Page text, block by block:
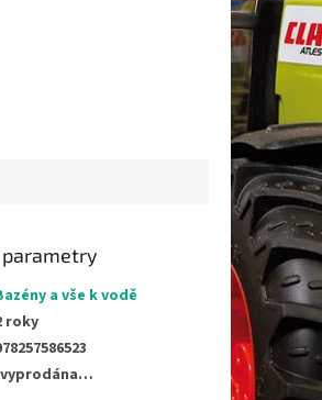
a vše k vodě
roky